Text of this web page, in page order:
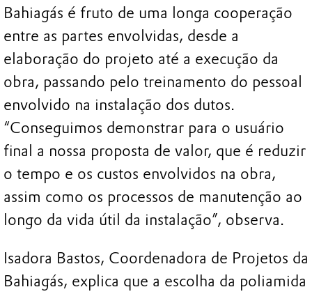
Bahiagás é fruto de uma longa cooperação
entre as partes envolvidas, desde a
elaboração do projeto até a execução da
obra, passando pelo treinamento do pessoal
envolvido na instalação dos dutos.
“Conseguimos demonstrar para o usuário
final a nossa proposta de valor, que é reduzir
o tempo e os custos envolvidos na obra,
assim como os processos de manutenção ao
longo da vida útil da instalação”, observa.
Isadora Bastos, Coordenadora de Projetos da
Bahiagás, explica que a escolha da poliamida